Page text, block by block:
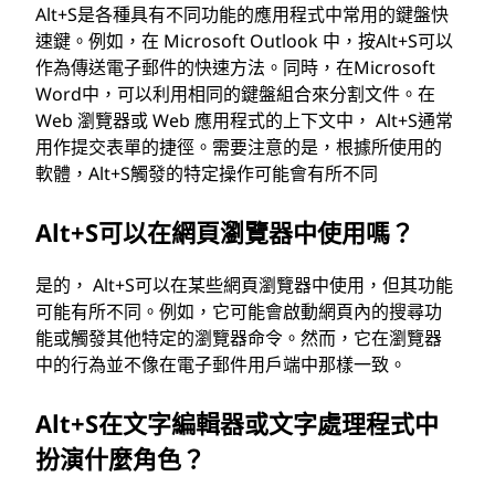
Alt+S是各種具有不同功能的應用程式中常用的鍵盤快
速鍵。例如，在 Microsoft Outlook 中，按Alt+S可以
作為傳送電子郵件的快速方法。同時，在Microsoft
Word中，可以利用相同的鍵盤組合來分割文件。在
Web 瀏覽器或 Web 應用程式的上下文中， Alt+S通常
用作提交表單的捷徑。需要注意的是，根據所使用的
軟體，Alt+S觸發的特定操作可能會有所不同
Alt+S可以在網頁瀏覽器中使用嗎？
是的， Alt+S可以在某些網頁瀏覽器中使用，但其功能
可能有所不同。例如，它可能會啟動網頁內的搜尋功
能或觸發其他特定的瀏覽器命令。然而，它在瀏覽器
中的行為並不像在電子郵件用戶端中那樣一致。
Alt+S在文字編輯器或文字處理程式中
扮演什麼角色？